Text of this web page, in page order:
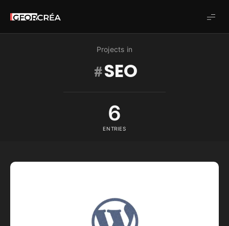
Studio
GforCréa
Projects in
SEO
6
ENTRIES